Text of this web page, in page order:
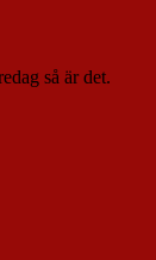
så är det.